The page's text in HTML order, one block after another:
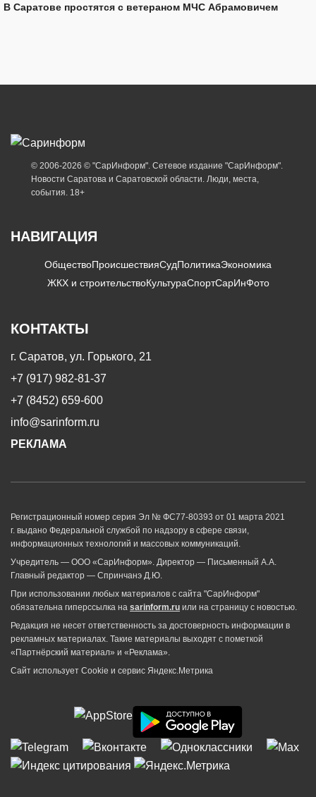
В Саратове простятся с ветераном МЧС Абрамовичем
© 2006-2026 © "СарИнформ". Сетевое издание "СарИнформ".
Новости Саратова и Саратовской области. Люди, места,
события. 18+
НАВИГАЦИЯ
ОбществоПроисшествияСудПолитикаЭкономика
ЖКХ и строительствоКультураСпортСарИнФото
КОНТАКТЫ
г. Саратов, ул. Горького, 21
+7 (917) 982-81-37
+7 (8452) 659-600
info@sarinform.ru
РЕКЛАМА
Регистрационный номер серия Эл № ФС77-80393 от 01 марта 2021
г. выдано Федеральной службой по надзору в сфере связи,
информационных технологий и массовых коммуникаций.
Учредитель — ООО «СарИнформ». Директор — Письменный А.А.
Главный редактор — Спринчанэ Д.Ю.
При использовании любых материалов с сайта "СарИнформ"
обязательна гиперссылка на sarinform.ru или на страницу с новостью.
Редакция не несет ответственность за достоверность информации в
рекламных материалах. Такие материалы выходят с пометкой
«Партнёрский материал» и «Реклама».
Сайт использует Cookie и сервиc Яндекс.Метрика